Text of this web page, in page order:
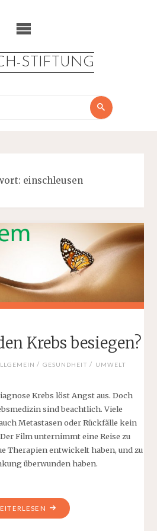
STIFTUNG
Suche
Suche
einschleusen
Krebs besiegen?
/ GESUNDHEIT / UMWELT
Krebs löst Angst aus. Doch
sind beachtlich. Viele
Metastasen oder Rückfälle kein
Film unternimmt eine Reise zu
Therapien entwickelt haben, und zu
überwunden haben.
"KÖNNEN
WIR